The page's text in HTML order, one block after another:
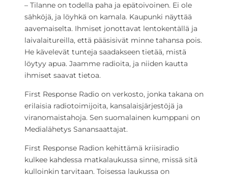
– Tilanne on todella paha ja epätoivoinen. Ei ole
sähköjä, ja löyhkä on kamala. Kaupunki näyttää
aavemaiselta. Ihmiset jonottavat lentokentällä ja
laivalaitureilla, että pääsisivät minne tahansa pois.
He kävelevät tunteja saadakseen tietää, mistä
löytyy apua. Jaamme radioita, ja niiden kautta
ihmiset saavat tietoa.
First Response Radio on verkosto, jonka takana on
erilaisia radiotoimijoita, kansalaisjärjestöjä ja
viranomaistahoja. Sen suomalainen kumppani on
Medialähetys Sanansaattajat.
First Response Radion kehittämä kriisiradio
kulkee kahdessa matkalaukussa sinne, missä sitä
kulloinkin tarvitaan. Toisessa laukussa on